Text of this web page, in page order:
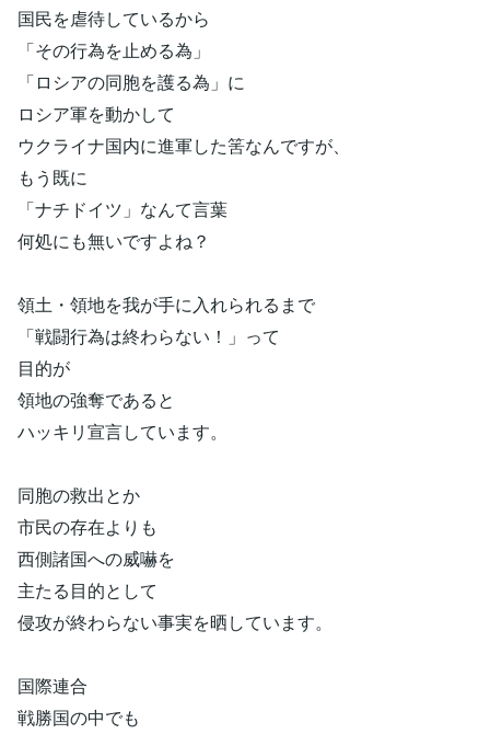
国民を虐待しているから
「その行為を止める為」
「ロシアの同胞を護る為」に
ロシア軍を動かして
ウクライナ国内に進軍した筈なんですが、
もう既に
「ナチドイツ」なんて言葉
何処にも無いですよね？
領土・領地を我が手に入れられるまで
「戦闘行為は終わらない！」って
目的が
領地の強奪であると
ハッキリ宣言しています。
同胞の救出とか
市民の存在よりも
西側諸国への威嚇を
主たる目的として
侵攻が終わらない事実を晒しています。
国際連合
戦勝国の中でも